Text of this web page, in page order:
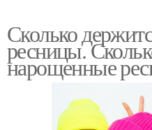
Сколько
ресницы.
нарощенные